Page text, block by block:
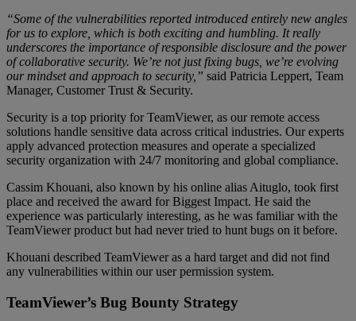
“Some of the vulnerabilities reported introduced entirely new angles
for us to explore, which is both exciting and humbling. It really
underscores the importance of responsible disclosure and the power
of collaborative security. We’re not just fixing bugs, we’re evolving
our mindset and approach to security,” said Patricia Leppert, Team
Manager, Customer Trust & Security.
Security is a top priority for TeamViewer, as our remote access
solutions handle sensitive data across critical industries. Our experts
apply advanced protection measures and operate a specialized
security organization with 24/7 monitoring and global compliance.
Cassim Khouani, also known by his online alias Aituglo, took first
place and received the award for Biggest Impact. He said the
experience was particularly interesting, as he was familiar with the
TeamViewer product but had never tried to hunt bugs on it before.
Khouani described TeamViewer as a hard target and did not find
any vulnerabilities within our user permission system.
TeamViewer’s Bug Bounty Strategy